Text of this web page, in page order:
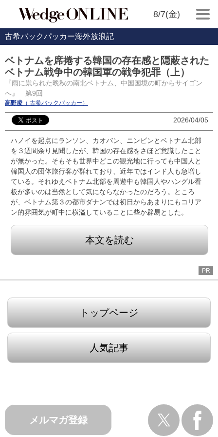
8/7(金)
古希バックパッカー海外放浪記
ベトナムを席捲する韓国の存在感と隠蔽された
ベトナム戦争中の韓国軍の戦争犯罪（上）
『雨に祟られた晩秋の南北ベトナム、中国国境の町からサイゴン
へ』 第9回
高野凌 （ 古希バックパッカー）
2026/04/05
ハノイを起点にランソン、カオバン、ニンビンとベトナム北部
を３週間余り見聞したが、韓国の存在感をさほど意識したこと
が無かった。そもそも世界中どこの観光地に行っても中国人と
韓国人の団体旅行客が群れており、近年ではインド人も急増し
ている。それゆえベトナム北部を周遊中も韓国人やハングル看
板が多いのは当然として気にならなかったのだろう。ところ
が、ベトナム第３の都市ダナンでは初日からあまりにもコリア
ン的雰囲気が町中に横溢していることに些か辟易とした。
本文を読む
PR
トップページ
人気記事
メルマガ登録